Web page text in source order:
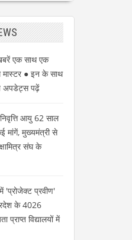
एक साथ एक
मास्टर ● इन के साथ
अपडेट्स पढ़ें
आयु 62 साल
मांगें, मुख्यमंत्री से
संघ के
में 'प्रोजेक्ट प्रवीण'
के 4026
प्राप्त विद्यालयों में